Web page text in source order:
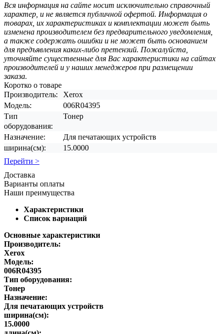
Вся информация на сайте носит исключительно справочный
характер, и не является публичной офертой. Информация о
товарах, их характеристиках и комплектации может быть
изменена производителем без предварительного уведомления,
а также содержать ошибки и не может быть основанием
для предъявления каких-либо претензий. Пожалуйста,
уточняйте существенные для Вас характеристики на сайтах
производителей и у наших менеджеров при размещении
заказа.
Коротко о товаре
Производитель:
Xerox
Модель:
006R04395
Тип
оборудования:
Тонер
Назначение:
Для печатающих устройств
ширина(см):
15.0000
Перейти >
Доставка
Варианты оплаты
Наши преимущества
Характеристики
Список вариаций
Основные характеристики
Производитель:
Xerox
Модель:
006R04395
Тип оборудования:
Тонер
Назначение:
Для печатающих устройств
ширина(см):
15.0000